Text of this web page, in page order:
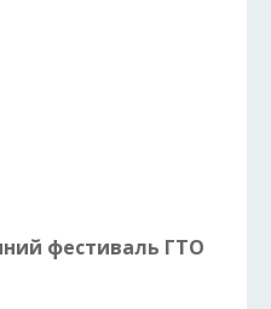
фестиваль ГТО